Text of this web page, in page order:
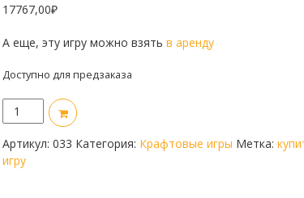
17767,00₽
А еще, эту игру можно взятьв аренду
Доступно для предзаказа
Количество
товара
Хохокс
Артикул:033 Категория: Крафтовые игры Метка:
игру